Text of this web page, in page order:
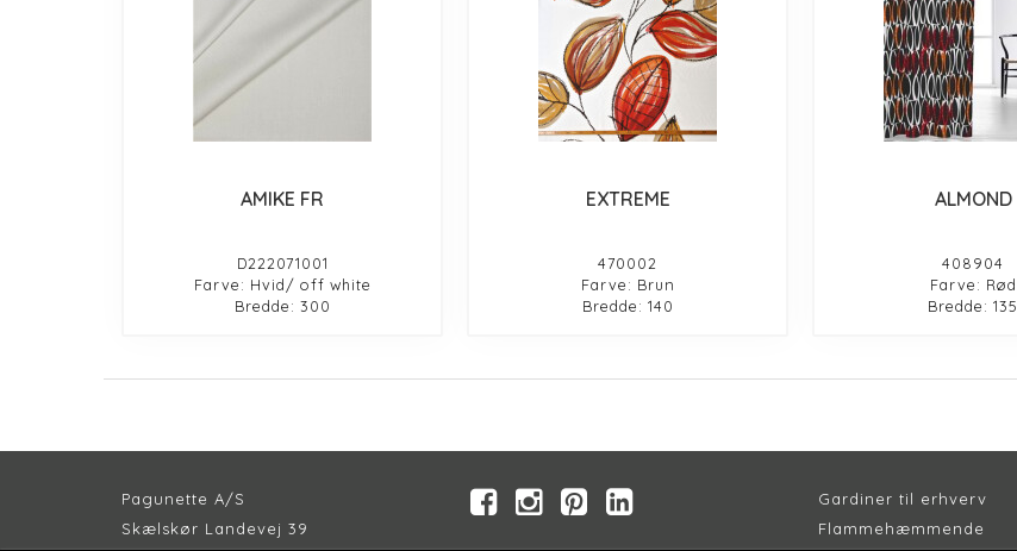
AMIKE FR
D222071001
Farve: Hvid/ off white
Bredde: 300
EXTREME
470002
Farve: Brun
Bredde: 140
ALMOND
408904
Farve: Rød
Bredde: 135
Pagunette A/S
Skælskør Landevej 39
Gardiner til erhverv
Flammehæmmende